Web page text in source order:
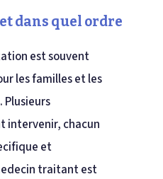
dans quel ordre
est souvent
les familles et les
Plusieurs
intervenir, chacun
et
traitant est